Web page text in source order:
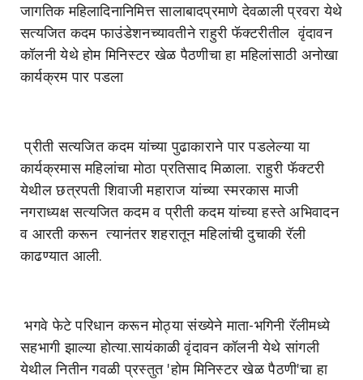
जागतिक महिलादिनानिमित्त सालाबादप्रमाणे देवळाली प्रवरा येथे
सत्यजित कदम फाउंडेशनच्यावतीने राहुरी फॅक्टरीतील वृंदावन
कॉलनी येथे होम मिनिस्टर खेळ पैठणीचा हा महिलांसाठी अनोखा
कार्यक्रम पार पडला
प्रीती सत्यजित कदम यांच्या पुढाकाराने पार पडलेल्या या
कार्यक्रमास महिलांचा मोठा प्रतिसाद मिळाला. राहुरी फॅक्टरी
येथील छत्रपती शिवाजी महाराज यांच्या स्मरकास माजी
नगराध्यक्ष सत्यजित कदम व प्रीती कदम यांच्या हस्ते अभिवादन
व आरती करून त्यानंतर शहरातून महिलांची दुचाकी रॅली
काढण्यात आली.
भगवे फेटे परिधान करून मोठ्या संख्येने माता-भगिनी रॅलीमध्ये
सहभागी झाल्या होत्या.सायंकाळी वृंदावन कॉलनी येथे सांगली
येथील नितीन गवळी प्रस्तुत 'होम मिनिस्टर खेळ पैठणी'चा हा